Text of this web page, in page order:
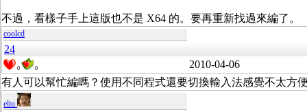
不過，看樣子手上這版也不是 X64 的。要再重新找過來編了。
coolcd
24
0 0
2010-04-06
有人可以幫忙編嗎？使用不同程式還要切換輸入法感覺不太方
eliu